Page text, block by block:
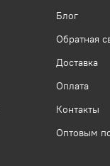
Блог
Обратная
Доставка
Оплата
Контакты
Оптовым